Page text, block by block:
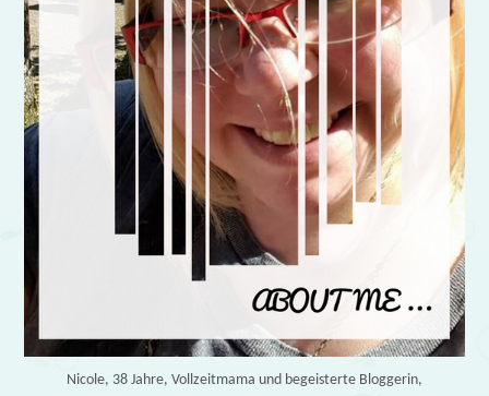
Nicole, 38 Jahre, Vollzeitmama und begeisterte Bloggerin,